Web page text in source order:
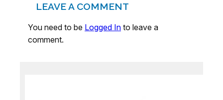
LEAVE A COMMENT
You need to be Logged In to leave a
comment.